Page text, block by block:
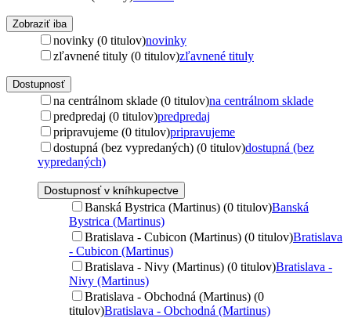
Zobraziť iba
novinky (0 titulov)novinky
zľavnené tituly (0 titulov)zľavnené tituly
Dostupnosť
na centrálnom sklade (0 titulov)na centrálnom sklade
predpredaj (0 titulov)predpredaj
pripravujeme (0 titulov)pripravujeme
dostupná (bez vypredaných) (0 titulov)dostupná (bez
vypredaných)
Dostupnosť v kníhkupectve
Banská Bystrica (Martinus) (0 titulov)Banská
Bystrica (Martinus)
Bratislava - Cubicon (Martinus) (0 titulov)Bratislava
- Cubicon (Martinus)
Bratislava - Nivy (Martinus) (0 titulov)Bratislava -
Nivy (Martinus)
Bratislava - Obchodná (Martinus) (0
titulov)Bratislava - Obchodná (Martinus)